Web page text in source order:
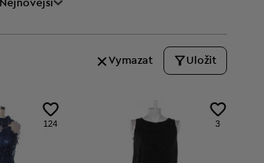
Nejnovější
Vymazat Uložit
124 3